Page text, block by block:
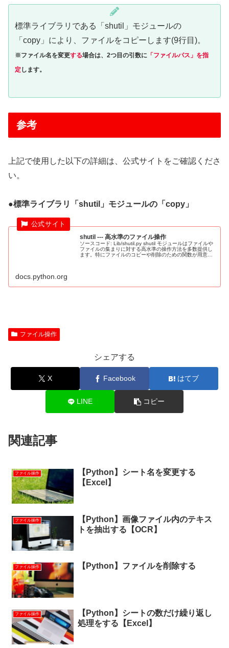
標準ライブラリである「shutil」モジュールの
「copy」により、ファイルをコピーします(9行目)。
※ファイル名を変更する場合は、2つ目の引数に 「ファイルパス」を指
定します。
参考
上記で使用した以下の詳細は、公式サイトをご確認くださ
い。
●標準ライブラリ「shutil」モジュールの「copy」
shutil --- 高水準のファイル操作
ソースコード: Lib/shutil.py shutil モジュールはファイルや
ファイルの集まりに対する高水準の操作方法を多数提供し
ます。特にファイルのコピーや削除のための関数が用意さ
docs.python.org
ファイル操作
シェアする
X Facebook はてブ
LINE コピー
関連記事
ファイル操作
【Python】シート名を変更する
【Excel】
ファイル操作
【Python】画像ファイル内のテキス
トを抽出する【OCR】
ファイル操作 【Python】ファイルを削除する
ファイル操作
【Python】シートの数だけ繰り返し
処理をする【Excel】